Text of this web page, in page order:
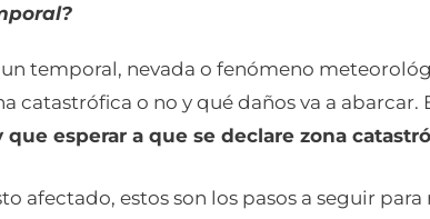
temporal, nevada o fenómeno
catastrófica o no y qué daños va a abarcar.
que esperar a que se declare zona
afectado, estos son los pasos a seguir para